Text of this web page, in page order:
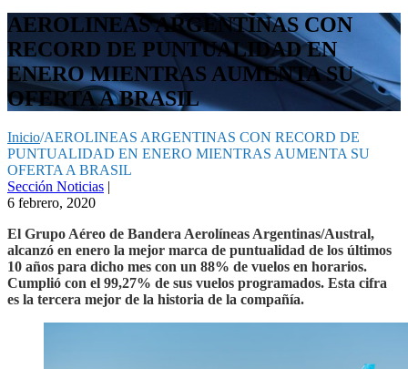
AEROLINEAS ARGENTINAS CON
RECORD DE PUNTUALIDAD EN
ENERO MIENTRAS AUMENTA SU
OFERTA A BRASIL
Inicio/AEROLINEAS ARGENTINAS CON RECORD DE
PUNTUALIDAD EN ENERO MIENTRAS AUMENTA SU
OFERTA A BRASIL
Sección Noticias |
6 febrero, 2020
El Grupo Aéreo de Bandera Aerolíneas Argentinas/Austral,
alcanzó en enero la mejor marca de puntualidad de los últimos
10 años para dicho mes con un 88% de vuelos en horarios.
Cumplió con el 99,27% de sus vuelos programados. Esta cifra
es la tercera mejor de la historia de la compañía.